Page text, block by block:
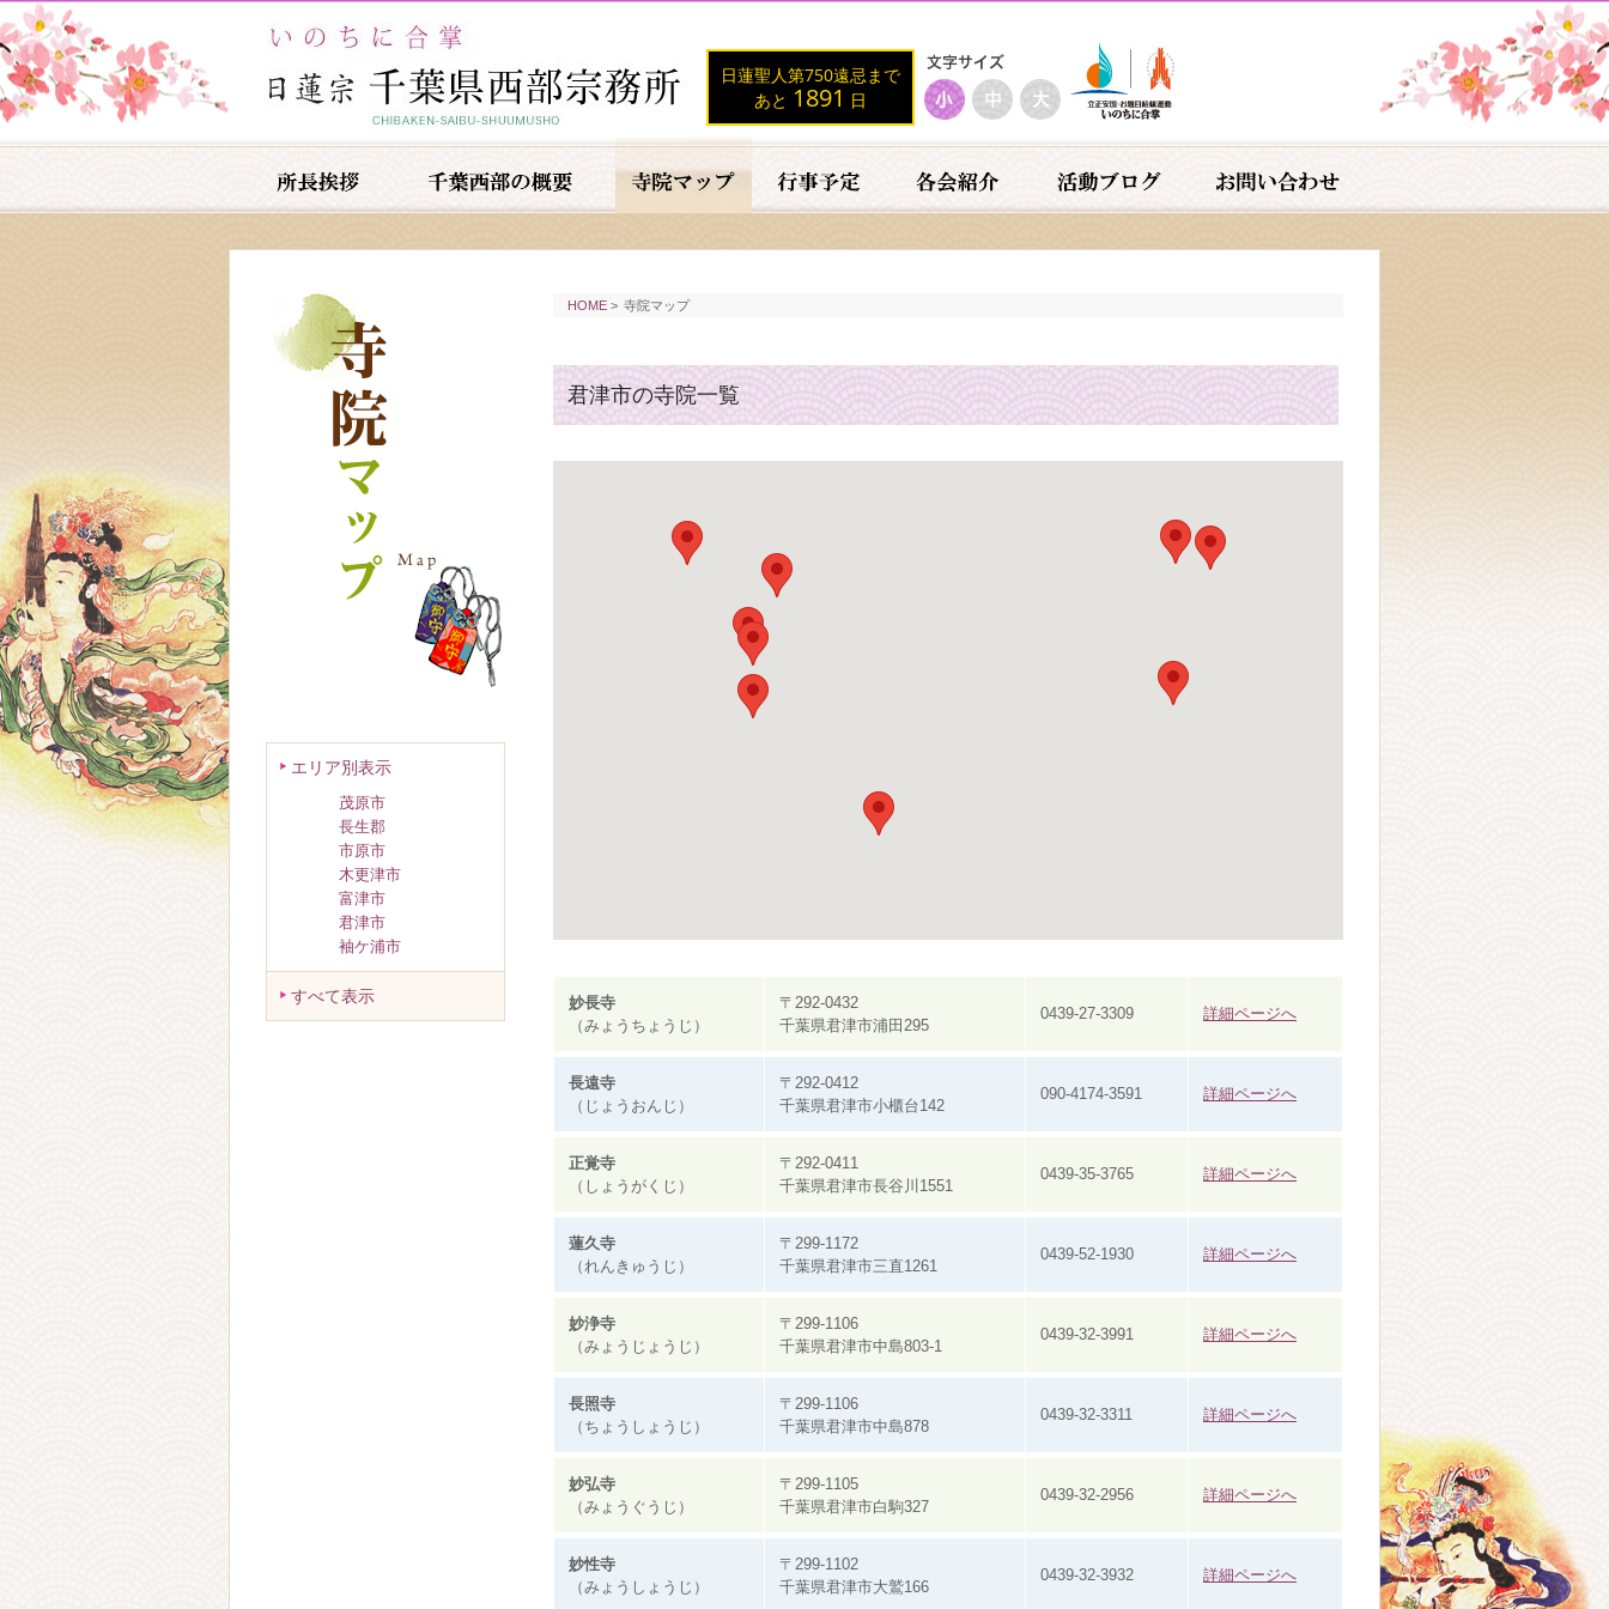
日蓮聖人第750遠忌まで
あと 1891 日
HOME > 寺院マップ
君津市の寺院一覧
妙長寺
（みょうちょうじ）
〒292-0432
千葉県君津市浦田295
0439-27-3309 詳細ページへ
長遠寺
（じょうおんじ）
〒292-0412
千葉県君津市小櫃台142
090-4174-3591 詳細ページへ
正覚寺
（しょうがくじ）
〒292-0411
千葉県君津市長谷川1551
0439-35-3765 詳細ページへ
蓮久寺
（れんきゅうじ）
〒299-1172
千葉県君津市三直1261
0439-52-1930 詳細ページへ
妙浄寺
（みょうじょうじ）
〒299-1106
千葉県君津市中島803-1
0439-32-3991 詳細ページへ
長照寺
（ちょうしょうじ）
〒299-1106
千葉県君津市中島878
0439-32-3311 詳細ページへ
妙弘寺
（みょうぐうじ）
〒299-1105
千葉県君津市白駒327
0439-32-2956 詳細ページへ
妙性寺
（みょうしょうじ）
〒299-1102
千葉県君津市大鷲166
0439-32-3932 詳細ページへ
エリア別表示
茂原市
長生郡
市原市
木更津市
富津市
君津市
袖ケ浦市
すべて表示